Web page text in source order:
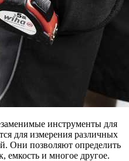
инструменты для
для измерения различных
Они позволяют определить
емкость и многое другое.